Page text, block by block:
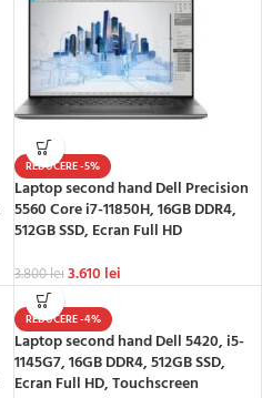
REDUCERE -5%
Laptop second hand Dell Precision
5560 Core i7-11850H, 16GB DDR4,
512GB SSD, Ecran Full HD
3.800lei3.610 lei
REDUCERE -4%
Laptop second hand Dell 5420, i5-
1145G7, 16GB DDR4, 512GB SSD,
Ecran Full HD, Touchscreen